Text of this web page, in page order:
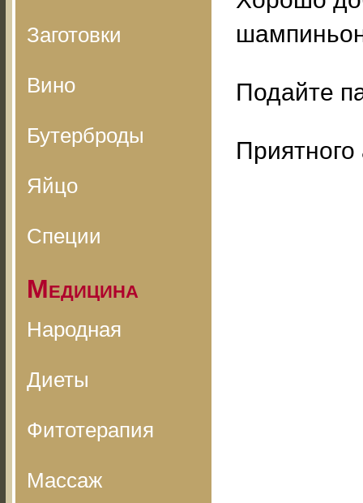
Заготовки
Вино
Бутерброды
Яйцо
Специи
Медицина
Народная
Диеты
Фитотерапия
Массаж
Подайте
Приятного